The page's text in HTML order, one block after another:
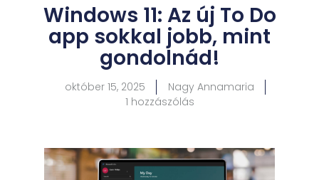
Windows 11: Az új To Do
app sokkal jobb, mint
gondolnád!
október 15, 2025
Nagy Annamaria
1 hozzászólás